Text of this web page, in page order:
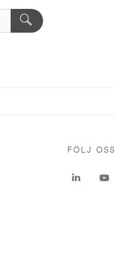
FÖLJ OSS